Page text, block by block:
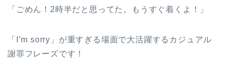
「ごめん！2時半だと思ってた。もうすぐ着くよ！」
「I’m sorry」が重すぎる場面で大活躍するカジュアル
謝罪フレーズです！